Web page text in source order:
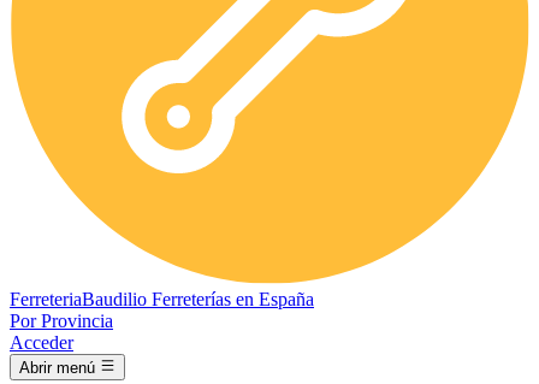
FerreteriaBaudilio Ferreterías en España
Por Provincia
Acceder
Abrir menú